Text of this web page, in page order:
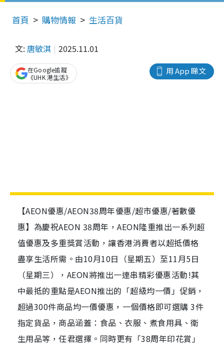
首頁 購物情報 生活百貨
文: 唐敏淇 2025.11.01
用 App 睇文
在Google追蹤
《UHK 港生活》
【AEON優惠/AEON38周年優惠/超市優惠/著數優
惠】為慶祝AEON 38周年，AEON隆重推出一系列超
值優惠及多重獎賞活動，讓香港消費者以超抵價格
盡享生活所需。由10月10日（星期五）至11月5日
（星期三），AEON將推出一連串精彩優惠活動!其
中最抵的重點是AEON推出的「超級均一價」促銷，
超過300件商品均一價優惠，一個價格即可選購 3件
指定貨品，商品涵蓋：食品、衣服、煮食用具、衛
生用品等，任君選擇。同時更有「38周年印花賞」